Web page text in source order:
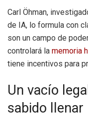
Carl Öhman,
de IA, lo formula con
son un campo de
controlará la memoria
tiene incentivos para
Un vacío
sabido llenar